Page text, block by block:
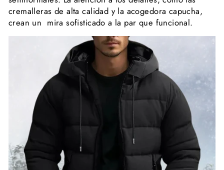
cremalleras de alta calidad y la acogedora capucha,
crean un mira sofisticado a la par que funcional.